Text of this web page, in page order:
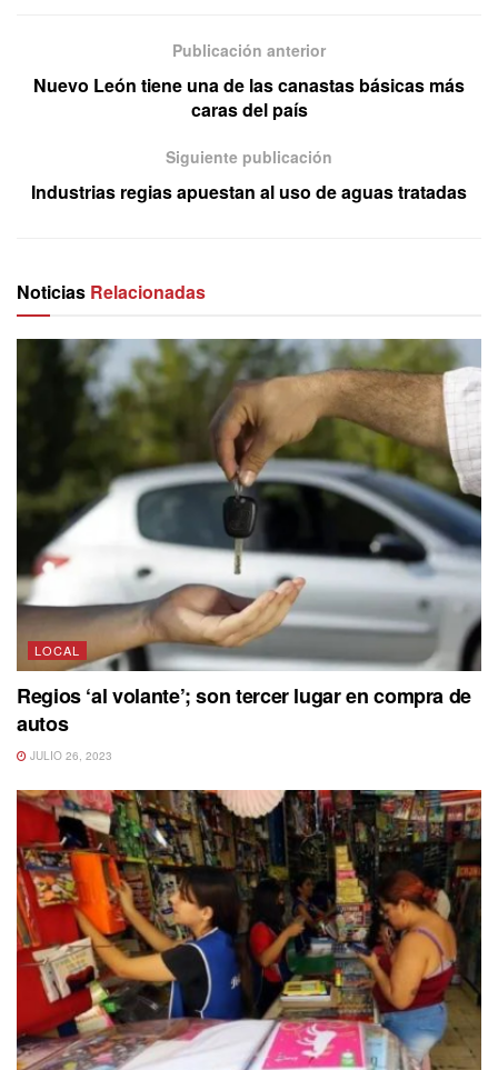
Publicación anterior
Nuevo León tiene una de las canastas básicas más
caras del país
Siguiente publicación
Industrias regias apuestan al uso de aguas tratadas
Noticias Relacionadas
LOCAL
Regios ‘al volante’; son tercer lugar en compra de
autos
JULIO 26, 2023